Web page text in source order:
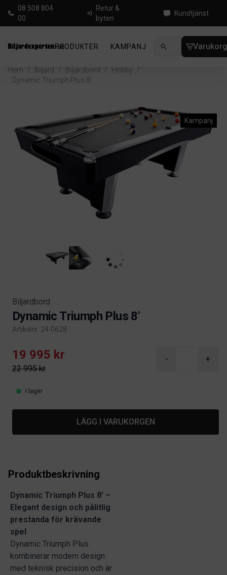
08 508 804
00
Retur &
byten
Kundtjänst
PRODUKTER KAMPANJ NYHETER
Hem / Biljard / Biljardbord / Hobby
/
Dynamic Triumph Plus 8'
Kampanj
Biljardbord
Dynamic Triumph Plus 8'
Artikelnr. 24-0628
Product information
19 995 kr
22 995 kr
- +
I lager
LÄGG I VARUKORGEN
Produktbeskrivning
Dynamic Triumph Plus 8’ –
Elegant design och pålitlig
prestanda för krävande
spel
Dynamic Triumph Plus
kombinerar modern design
med teknisk precision och är